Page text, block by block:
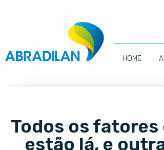
HOME
Todos os fatores
estão lá, e